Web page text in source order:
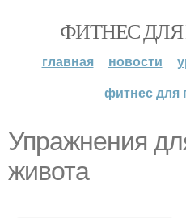
ФИТНЕС
главная новости
фитнес для
Упражнения
живота